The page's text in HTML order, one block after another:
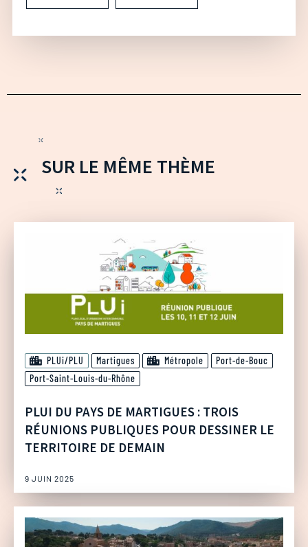
SUR LE MÊME THÈME
PLUi/PLU Martigues Métropole
Port-de-Bouc
Port-Saint-Louis-du-Rhône
PLUI DU PAYS DE MARTIGUES : TROIS
RÉUNIONS PUBLIQUES POUR DESSINER LE
TERRITOIRE DE DEMAIN
9 JUIN 2025